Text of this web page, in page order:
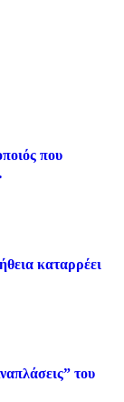
που
καταρρέει
του